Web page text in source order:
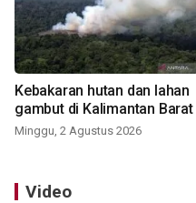
Kebakaran hutan dan lahan
gambut di Kalimantan Barat
Minggu, 2 Agustus 2026
Video